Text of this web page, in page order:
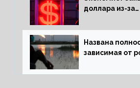
доллара из-за
Названа
зависимая от